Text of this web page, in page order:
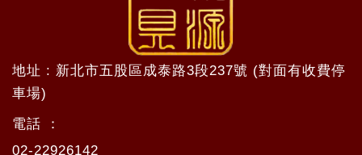
地址 : 新北市五股區成泰路3段237號 (對面有收費停
車場)
電話 ：
02-22926142